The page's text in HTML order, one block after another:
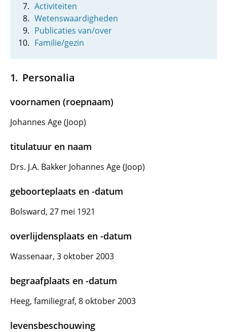
Activiteiten
Wetenswaardigheden
Publicaties van/over
Familie/gezin
Personalia
voornamen (roepnaam)
Johannes Age (Joop)
titulatuur en naam
Drs. J.A. Bakker Johannes Age (Joop)
geboorteplaats en -datum
Bolsward, 27 mei 1921
overlijdensplaats en -datum
Wassenaar, 3 oktober 2003
begraafplaats en -datum
Heeg, familiegraf, 8 oktober 2003
levensbeschouwing